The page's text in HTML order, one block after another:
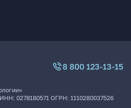
8 800 123-13-15
ИНН: 0278180571 ОГРН: 1110280037526